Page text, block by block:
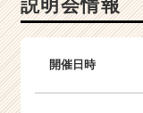
説明会情報
開催日時